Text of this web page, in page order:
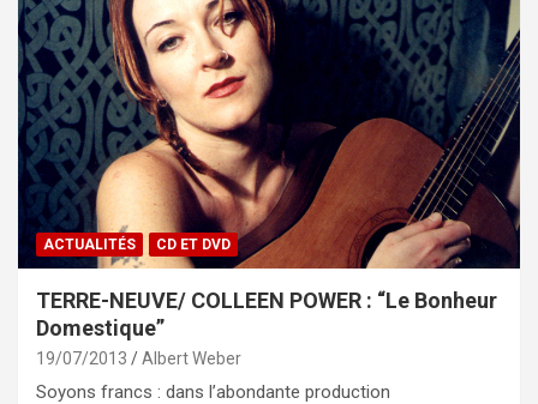
ACTUALITÉS CD ET DVD
TERRE-NEUVE/ COLLEEN POWER : “Le Bonheur
Domestique”
19/07/2013 Albert Weber
Soyons francs : dans l’abondante production